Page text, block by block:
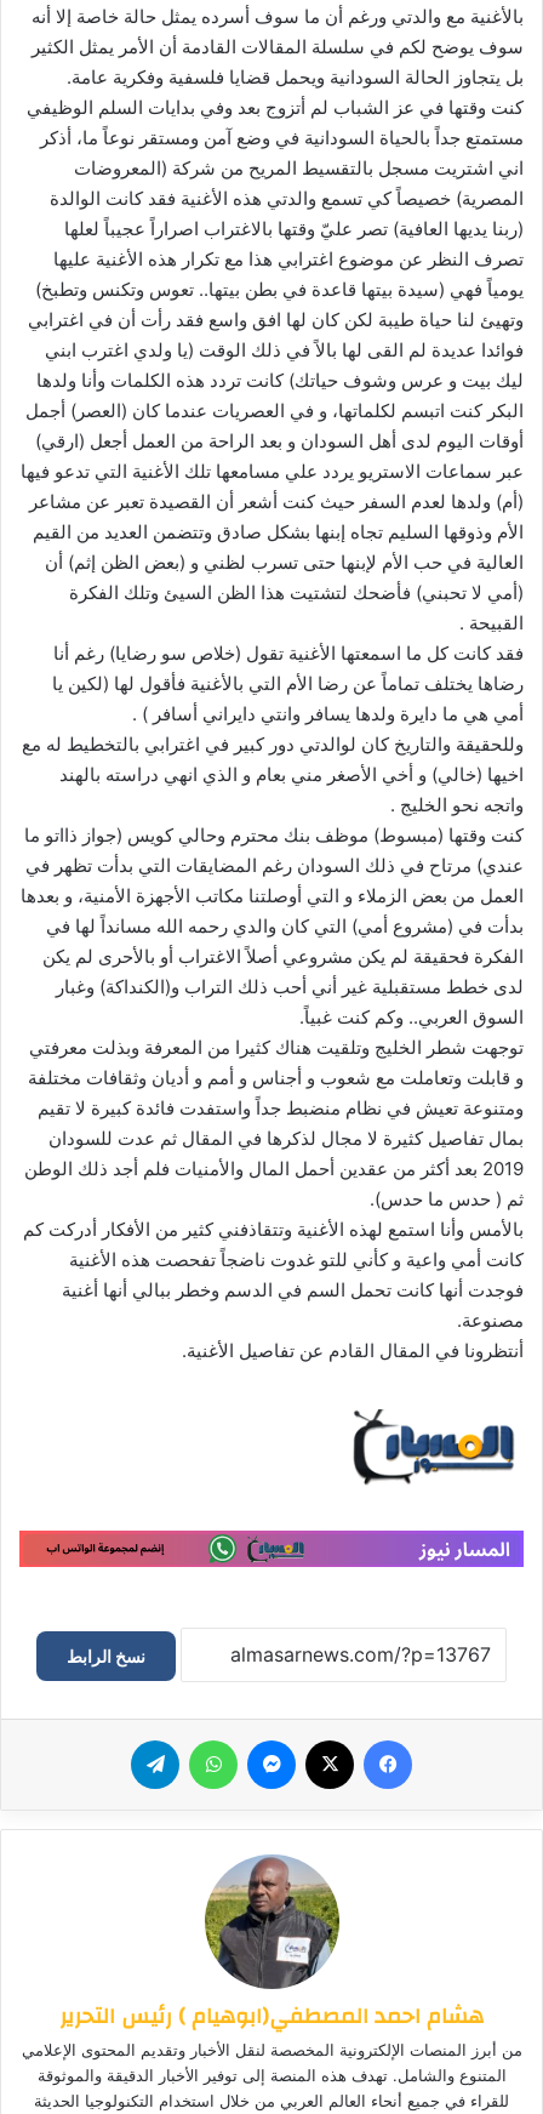
بالأغنية مع والدتي ورغم أن ما سوف أسرده يمثل حالة خاصة إلا أنه
سوف يوضح لكم في سلسلة المقالات القادمة أن الأمر يمثل الكثير
بل يتجاوز الحالة السودانية ويحمل قضايا فلسفية وفكرية عامة.
كنت وقتها في عز الشباب لم أتزوج بعد وفي بدايات السلم الوظيفي
مستمتع جداً بالحياة السودانية في وضع آمن ومستقر نوعاً ما، أذكر
اني اشتريت مسجل بالتقسيط المريح من شركة (المعروضات
المصرية) خصيصاً كي تسمع والدتي هذه الأغنية فقد كانت الوالدة
(ربنا يديها العافية) تصر عليّ وقتها بالاغتراب اصراراً عجيباً لعلها
تصرف النظر عن موضوع اغترابي هذا مع تكرار هذه الأغنية عليها
يومياً فهي (سيدة بيتها قاعدة في بطن بيتها.. تعوس وتكنس وتطبخ)
وتهيئ لنا حياة طيبة لكن كان لها افق واسع فقد رأت أن في اغترابي
فوائدا عديدة لم القى لها بالاً في ذلك الوقت (يا ولدي اغترب ابني
ليك بيت و عرس وشوف حياتك) كانت تردد هذه الكلمات وأنا ولدها
البكر كنت اتبسم لكلماتها، و في العصريات عندما كان (العصر) أجمل
أوقات اليوم لدى أهل السودان و بعد الراحة من العمل أجعل (ارقي)
عبر سماعات الاستريو يردد علي مسامعها تلك الأغنية التي تدعو فيها
(أم) ولدها لعدم السفر حيث كنت أشعر أن القصيدة تعبر عن مشاعر
الأم وذوقها السليم تجاه إبنها بشكل صادق وتتضمن العديد من القيم
العالية في حب الأم لإبنها حتى تسرب لظني و (بعض الظن إثم) أن
(أمي لا تحبني) فأضحك لتشتيت هذا الظن السيئ وتلك الفكرة
القبيحة .
فقد كانت كل ما اسمعتها الأغنية تقول (خلاص سو رضايا) رغم أنا
رضاها يختلف تماماً عن رضا الأم التي بالأغنية فأقول لها (لكين يا
أمي هي ما دايرة ولدها يسافر وانتي دايراني أسافر ) .
وللحقيقة والتاريخ كان لوالدتي دور كبير في اغترابي بالتخطيط له مع
اخيها (خالي) و أخي الأصغر مني بعام و الذي انهي دراسته بالهند
واتجه نحو الخليج .
كنت وقتها (مبسوط) موظف بنك محترم وحالي كويس (جواز ذااتو ما
عندي) مرتاح في ذلك السودان رغم المضايقات التي بدأت تظهر في
العمل من بعض الزملاء و التي أوصلتنا مكاتب الأجهزة الأمنية، و بعدها
بدأت في (مشروع أمي) التي كان والدي رحمه الله مسانداً لها في
الفكرة فحقيقة لم يكن مشروعي أصلاً الاغتراب أو بالأحرى لم يكن
لدى خطط مستقبلية غير أني أحب ذلك التراب و(الكنداكة) وغبار
السوق العربي.. وكم كنت غبياً.
توجهت شطر الخليج وتلقيت هناك كثيرا من المعرفة وبذلت معرفتي
و قابلت وتعاملت مع شعوب و أجناس و أمم و أديان وثقافات مختلفة
ومتنوعة تعيش في نظام منضبط جداً واستفدت فائدة كبيرة لا تقيم
بمال تفاصيل كثيرة لا مجال لذكرها في المقال ثم عدت للسودان
2019 بعد أكثر من عقدين أحمل المال والأمنيات فلم أجد ذلك الوطن
ثم ( حدس ما حدس).
بالأمس وأنا استمع لهذه الأغنية وتتقاذفني كثير من الأفكار أدركت كم
كانت أمي واعية و كأني للتو غدوت ناضجاً تفحصت هذه الأغنية
فوجدت أنها كانت تحمل السم في الدسم وخطر ببالي أنها أغنية
مصنوعة.
أنتظرونا في المقال القادم عن تفاصيل الأغنية.
نسخ الرابط
هشام احمد المصطفي(ابوهيام ) رئيس التحرير
من أبرز المنصات الإلكترونية المخصصة لنقل الأخبار وتقديم المحتوى الإعلامي
المتنوع والشامل. تهدف هذه المنصة إلى توفير الأخبار الدقيقة والموثوقة
للقراء في جميع أنحاء العالم العربي من خلال استخدام التكنولوجيا الحديثة